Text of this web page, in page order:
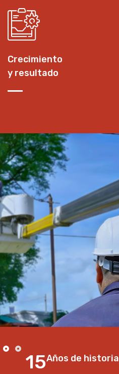
Crecimiento
y resultado
15Años de historia